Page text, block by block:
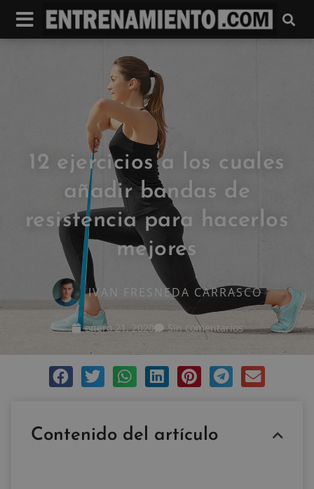
12 ejercicios a los cuales
añadir bandas de
resistencia para hacerlos
mejores
IVAN FRESNEDA CARRASCO
enero 21, 2020 Sin comentarios
Contenido del artículo